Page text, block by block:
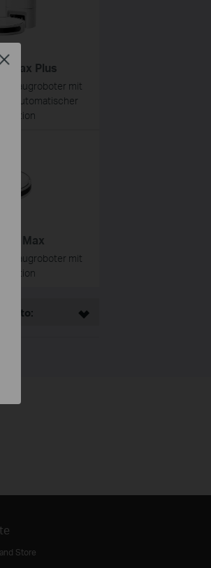
Max Plus
Saugroboter mit
automatischer
Max
Saugroboter mit
to:
Store